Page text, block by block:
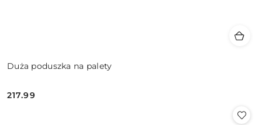
Duża poduszka na palety
Cena:
217.99